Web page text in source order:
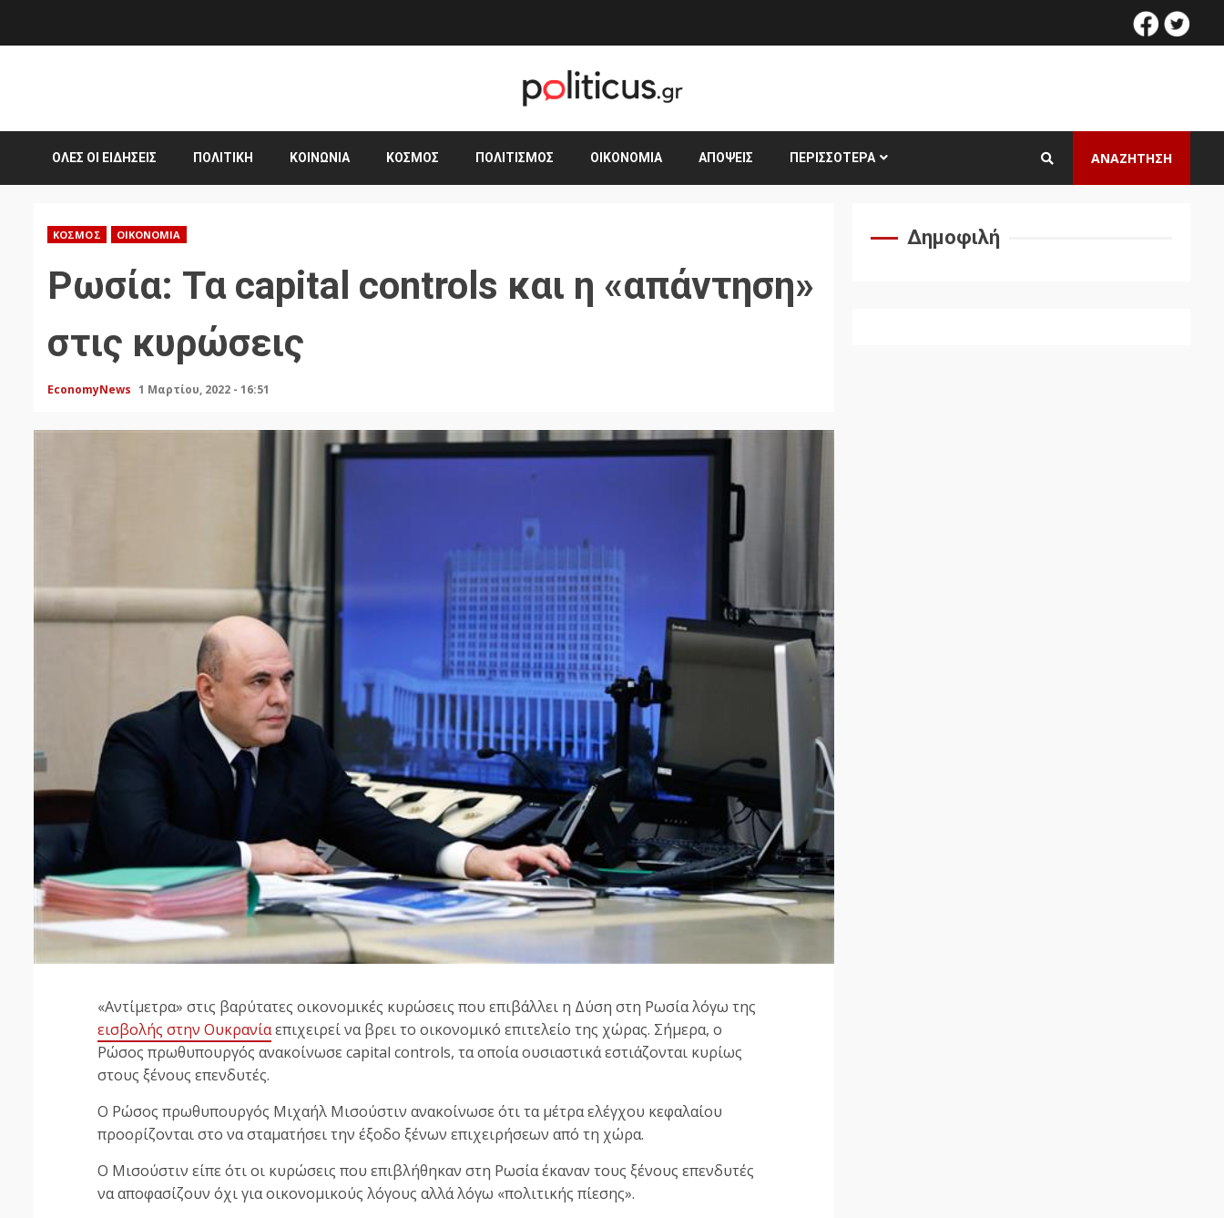
facebook
ΌΛΕΣ ΟΙ ΕΙΔΉΣΕΙΣ ΠΟΛΙΤΙΚΉ ΚΟΙΝΩΝΊΑ ΚΌΣΜΟΣ ΠΟΛΙΤΙΣΜΌΣ ΟΙΚΟΝΟΜΊΑ ΑΠΌΨΕΙΣ ΠΕΡΙΣΣΌΤΕΡΑ ΑΝΑΖΗΤΗΣΗ
ΚΌΣΜΟΣ ΟΙΚΟΝΟΜΊΑ
Ρωσία: Τα capital controls και η «απάντηση»
στις κυρώσεις
EconomyNews 1 Μαρτίου, 2022 - 16:51
«Αντίμετρα» στις βαρύτατες οικονομικές κυρώσεις που επιβάλλει η Δύση στη Ρωσία λόγω της
εισβολής στην Ουκρανίαεπιχειρεί να βρει το οικονομικό επιτελείο της χώρας. Σήμερα, ο
Ρώσος πρωθυπουργός ανακοίνωσε capital controls, τα οποία ουσιαστικά εστιάζονται κυρίως
στους ξένους επενδυτές.
Ο Ρώσος πρωθυπουργός Μιχαήλ Μισούστιν ανακοίνωσε ότι τα μέτρα ελέγχου κεφαλαίου
προορίζονται στο να σταματήσει την έξοδο ξένων επιχειρήσεων από τη χώρα.
Ο Μισούστιν είπε ότι οι κυρώσεις που επιβλήθηκαν στη Ρωσία έκαναν τους ξένους επενδυτές
να αποφασίζουν όχι για οικονομικούς λόγους αλλά λόγω «πολιτικής πίεσης».
Δημοφιλή